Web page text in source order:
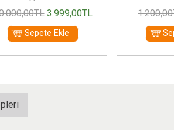
,00TL 3.999,00TL
Sepete Ekle
1.200,00